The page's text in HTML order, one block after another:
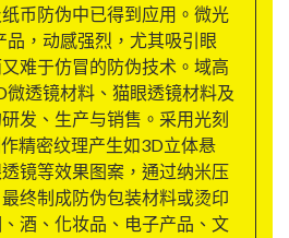
币防伪中已得到应用。微光
品，动感强烈，尤其吸引眼
难于仿冒的防伪技术。域高
微透镜材料、猫眼透镜材料及
发、生产与销售。采用光刻
精密纹理产生如3D立体悬
镜等效果图案，通过纳米压
终制成防伪包装材料或烫印
酒、化妆品、电子产品、文